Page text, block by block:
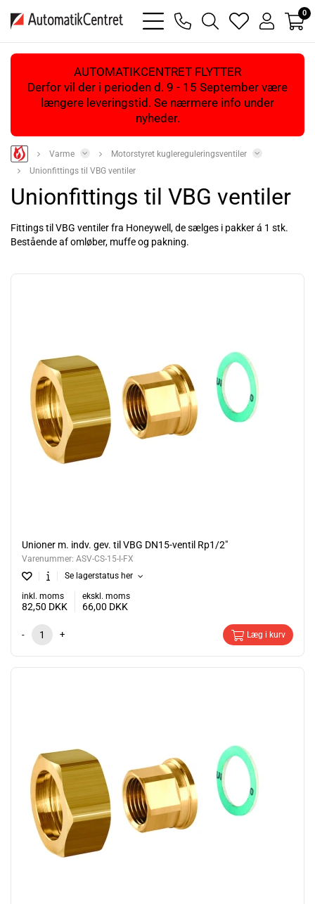
bars
light
phone
magnifying
glass
heart
light
user
light
0
AUTOMATIKCENTRET FLYTTER
Derfor vil der i perioden d. 9 - 15 September være
længere leveringstid. Se nærmere info under
nyheder.
Varme
Motorstyret kuglereguleringsventiler
Unionfittings til VBG ventiler
Unionfittings til VBG ventiler
Fittings til VBG ventiler fra Honeywell, de sælges i pakker á 1 stk.
Bestående af omløber, muffe og pakning.
Læs mere
Unioner m. indv. gev. til VBG DN15-ventil Rp1/2"
Varenummer: ASV-CS-15-I-FX
Se lagerstatus her
inkl. moms
82,50 DKK
ekskl. moms
66,00 DKK
- + Læg i kurv